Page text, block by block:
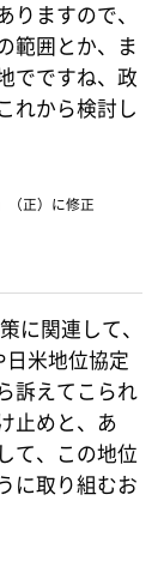
ますので、
範囲とか、ま
でですね、政
れから検討し
（正）に修正
に関連して、
日米地位協定
訴えてこられ
止めと、あ
て、この地位
に取り組むお